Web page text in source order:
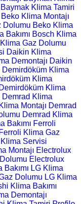
Baymak Klima Tamiri
Beko Klima Montajı
Dolumu Beko Klima
Bakımı Bosch Klima
Gaz Dolumu
Daikin Klima
Demontajı Daikin
Demirdöküm Klima
Klima
Demirdöküm Klima
Demrad Klima
Montajı Demrad
Demrad Klima
Bakımı Ferroli
Ferroli Klima Gaz
Servisi
Montajı Electrolux
Electrolux
Bakımı LG Klima
Dolumu LG Klima
Klima Bakımı
Demontajı